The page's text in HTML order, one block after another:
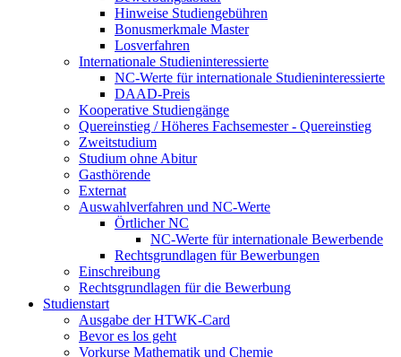
Hinweise Studiengebühren
Bonusmerkmale Master
Losverfahren
Internationale Studieninteressierte
NC-Werte für internationale Studieninteressierte
DAAD-Preis
Kooperative Studiengänge
Quereinstieg / Höheres Fachsemester - Quereinstieg
Zweitstudium
Studium ohne Abitur
Gasthörende
Externat
Auswahlverfahren und NC-Werte
Örtlicher NC
NC-Werte für internationale Bewerbende
Rechtsgrundlagen für Bewerbungen
Einschreibung
Rechtsgrundlagen für die Bewerbung
Studienstart
Ausgabe der HTWK-Card
Bevor es los geht
Vorkurse Mathematik und Chemie